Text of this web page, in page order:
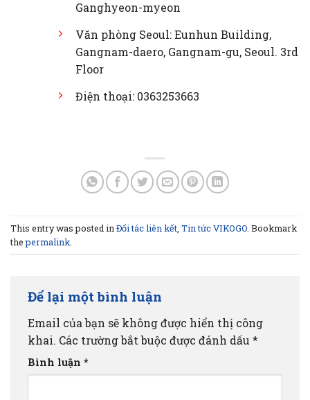
Ganghyeon-myeon
Văn phòng Seoul: Eunhun Building,
Gangnam-daero, Gangnam-gu, Seoul. 3rd
Floor
Điện thoại: 0363253663
This entry was posted in Đối tác liên kết Tin tức VIKOGO . Bookmark
thepermalink
Để lại một bình luận
Email của bạn sẽ không được hiển thị công
khai. Các trường bắt buộc được đánh dấu *
Bình luận *